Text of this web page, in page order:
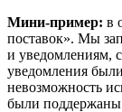
Мини-пример: в
поставок». Мы
и уведомлениям,
уведомления
невозможность
были